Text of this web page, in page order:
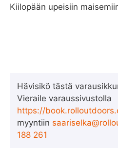
Kiilopään upeisiin
Hävisikö tästä
Vieraile varaussivustolla
https://
myyntiin
188 261